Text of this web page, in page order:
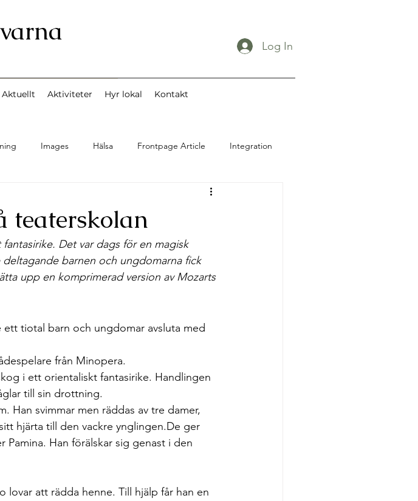
Log In
Aktuellt Aktiviteter Hyr lokal Kontakt
Images Hälsa Frontpage Article Integration
Uncategorized Utbildning
teaterskolan
Det var dags för en magisk
barnen och ungdomarna fick
upp en komprimerad version av Mozarts
tiotal barn och ungdomar avsluta med
från Minopera.
i ett orientaliskt fantasirike. Handlingen
till sin drottning.
Han svimmar men räddas av tre damer,
hjärta till den vackre ynglingen.De ger
Han förälskar sig genast i den